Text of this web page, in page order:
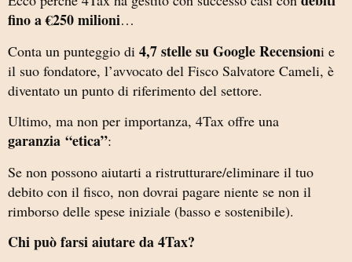
fino a €250 milioni…
Conta un punteggio di 4,7 stelle su Google Recensioni e
il suo fondatore, l’avvocato del Fisco Salvatore Cameli, è
diventato un punto di riferimento del settore.
Ultimo, ma non per importanza, 4Tax offre una
garanzia “etica”:
Se non possono aiutarti a ristrutturare/eliminare il tuo
debito con il fisco, non dovrai pagare niente se non il
rimborso delle spese iniziale (basso e sostenibile).
Chi può farsi aiutare da 4Tax?